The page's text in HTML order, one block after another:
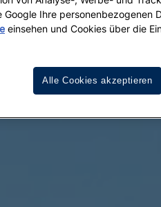
Google Ihre personenbezogenen
einsehen und Cookies über die
Alle Cookies akzeptieren